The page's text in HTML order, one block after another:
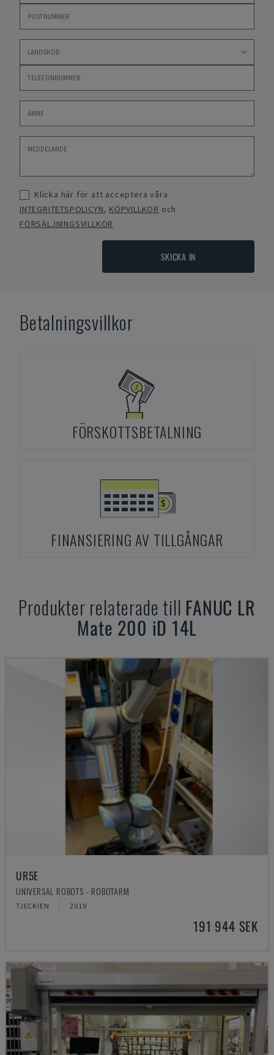
Klicka här för att acceptera våra
INTEGRITETSPOLICYN, KÖPVILLKOR och
FÖRSÄLJNINGSVILLKOR
SKICKA IN
Betalningsvillkor
FÖRSKOTTSBETALNING
FINANSIERING AV TILLGÅNGAR
Produkter relaterade till FANUC LR
Mate 200 iD 14L
UR5E
UNIVERSAL ROBOTS - ROBOTARM
TJECKIEN 2019
191 944 SEK